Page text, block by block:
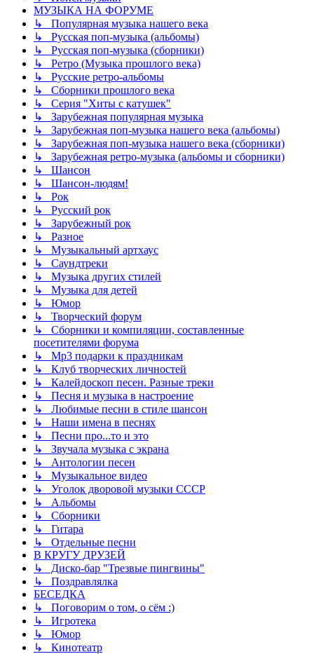
МУЗЫКА НА ФОРУМЕ
↳ Популярная музыка нашего века
↳ Русская поп-музыка (альбомы)
↳ Русская поп-музыка (сборники)
↳ Ретро (Музыка прошлого века)
↳ Русские ретро-альбомы
↳ Сборники прошлого века
↳ Серия "Хиты с катушек"
↳ Зарубежная популярная музыка
↳ Зарубежная поп-музыка нашего века (альбомы)
↳ Зарубежная поп-музыка нашего века (сборники)
↳ Зарубежная ретро-музыка (альбомы и сборники)
↳ Шансон
↳ Шансон-людям!
↳ Рок
↳ Русский рок
↳ Зарубежный рок
↳ Разное
↳ Музыкальный артхаус
↳ Саундтреки
↳ Музыка других стилей
↳ Музыка для детей
↳ Юмор
↳ Творческий форум
↳ Сборники и компиляции, составленные
посетителями форума
↳ Mp3 подарки к праздникам
↳ Клуб творческих личностей
↳ Калейдоскоп песен. Разные треки
↳ Песня и музыка в настроение
↳ Любимые песни в стиле шансон
↳ Наши имена в песнях
↳ Песни про...то и это
↳ Звучала музыка с экрана
↳ Антологии песен
↳ Музыкальное видео
↳ Уголок дворовой музыки СССР
↳ Альбомы
↳ Сборники
↳ Гитара
↳ Отдельные песни
В КРУГУ ДРУЗЕЙ
↳ Диско-бар "Трезвые пингвины"
↳ Поздравлялка
БЕСЕДКА
↳ Поговорим о том, о сём :)
↳ Игротека
↳ Юмор
↳ Кинотеатр